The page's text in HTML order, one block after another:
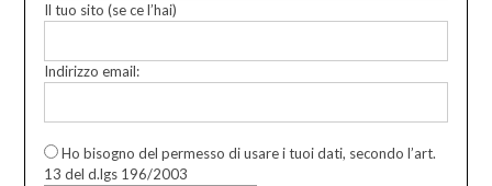
Il tuo sito (se ce l’hai)
Indirizzo email:
Ho bisogno del permesso di usare i tuoi dati, secondo l’art.
13 del d.lgs 196/2003